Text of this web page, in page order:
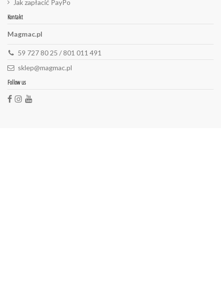
Jak zapłacić PayPo
Kontakt
Magmac.pl
59 727 80 25 / 801 011 491
sklep@magmac.pl
Follow us